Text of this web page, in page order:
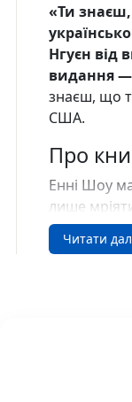
«Ти
Нгуєн від
видання —
знаєш, що
США.
Про
Енні Шоу
лише
успішну
будинок та
Читати